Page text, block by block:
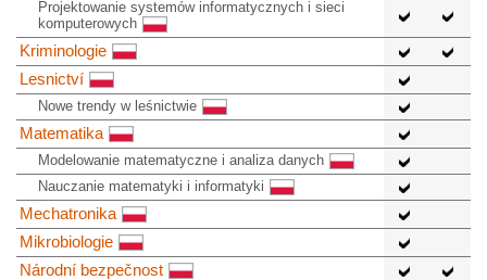
Projektowanie systemów informatycznych i sieci
komputerowych
Kriminologie
Lesnictví
Nowe trendy w leśnictwie
Matematika
Modelowanie matematyczne i analiza danych
Nauczanie matematyki i informatyki
Mechatronika
Mikrobiologie
Národní bezpečnost